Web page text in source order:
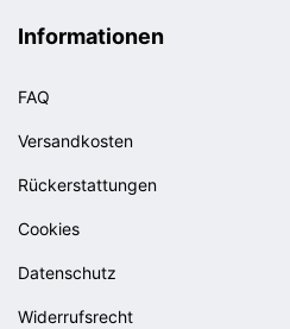
Informationen
FAQ
Versandkosten
Rückerstattungen
Cookies
Datenschutz
Widerrufsrecht